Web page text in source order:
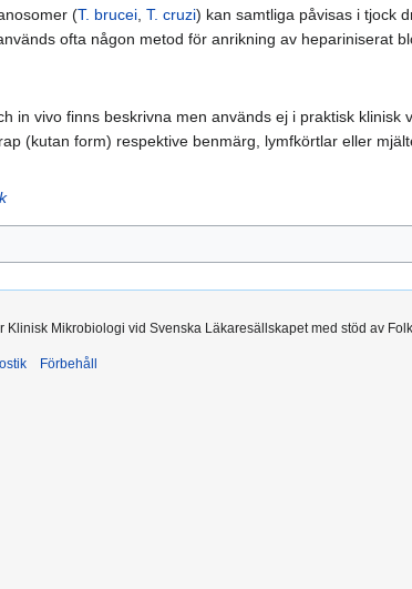
(T. brucei T. cruzi) kan samtliga påvisas i tjock
ofta någon metod för anrikning av hepariniserat
in vivo finns beskrivna men används ej i praktisk
(kutan form) respektive benmärg, lymfkörtlar eller
Klinisk Mikrobiologi vid Svenska Läkaresällskapet med stöd av
Förbehåll